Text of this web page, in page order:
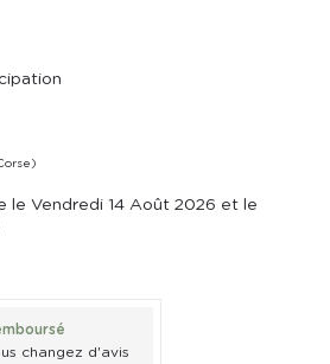
le Vendredi 14 Août 2026 et le
changez d'avis